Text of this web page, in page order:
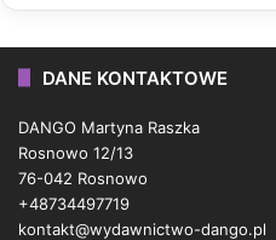
DANE KONTAKTOWE
DANGO Martyna Raszka
Rosnowo 12/13
76-042 Rosnowo
+48734497719
kontakt@wydawnictwo-dango.pl